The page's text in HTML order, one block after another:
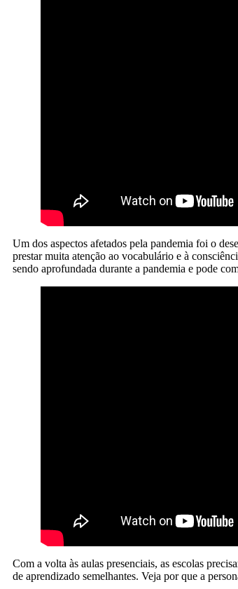
Um dos aspectos afetados pela pandemia foi o
prestar muita atenção ao vocabulário e à
sendo aprofundada durante a pandemia e pode
Com a volta às aulas presenciais, as escolas
de aprendizado semelhantes. Veja por que a